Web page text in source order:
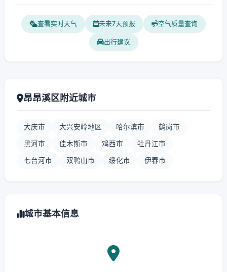
查看实时天气 未来7天预报 空气质量查询
出行建议
昂昂溪区附近城市
大庆市 大兴安岭地区 哈尔滨市 鹤岗市
黑河市 佳木斯市 鸡西市 牡丹江市
七台河市 双鸭山市 绥化市 伊春市
城市基本信息